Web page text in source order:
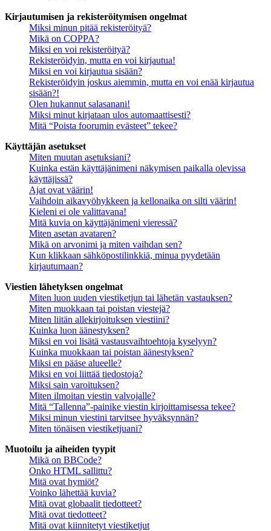
Kirjautumisen ja rekisteröitymisen ongelmat
Miksi minun pitää rekisteröityä?
Mikä on COPPA?
Miksi en voi rekisteröityä?
Rekisteröidyin, mutta en voi kirjautua!
Miksi en voi kirjautua sisään?
Rekisteröidyin joskus aiemmin, mutta en voi enää kirjautua
sisään?!
Olen hukannut salasanani!
Miksi minut kirjataan ulos automaattisesti?
Mitä “Poista foorumin evästeet” tekee?
Käyttäjän asetukset
Miten muutan asetuksiani?
Kuinka estän käyttäjänimeni näkymisen paikalla olevissa
käyttäjissä?
Ajat ovat väärin!
Vaihdoin aikavyöhykkeen ja kellonaika on silti väärin!
Kieleni ei ole valittavana!
Mitä kuvia on käyttäjänimeni vieressä?
Miten asetan avataren?
Mikä on arvonimi ja miten vaihdan sen?
Kun klikkaan sähköpostilinkkiä, minua pyydetään
kirjautumaan?
Viestien lähetyksen ongelmat
Miten luon uuden viestiketjun tai lähetän vastauksen?
Miten muokkaan tai poistan viestejä?
Miten liitän allekirjoituksen viestiini?
Kuinka luon äänestyksen?
Miksi en voi lisätä vastausvaihtoehtoja kyselyyn?
Kuinka muokkaan tai poistan äänestyksen?
Miksi en pääse alueelle?
Miksi en voi liittää tiedostoja?
Miksi sain varoituksen?
Miten ilmoitan viestin valvojalle?
Mitä “Tallenna”-painike viestin kirjoittamisessa tekee?
Miksi minun viestini tarvitsee hyväksynnän?
Miten tönäisen viestiketjuani?
Muotoilu ja aiheiden tyypit
Mikä on BBCode?
Onko HTML sallittu?
Mitä ovat hymiöt?
Voinko lähettää kuvia?
Mitä ovat globaalit tiedotteet?
Mitä ovat tiedotteet?
Mitä ovat kiinnitetyt viestiketjut